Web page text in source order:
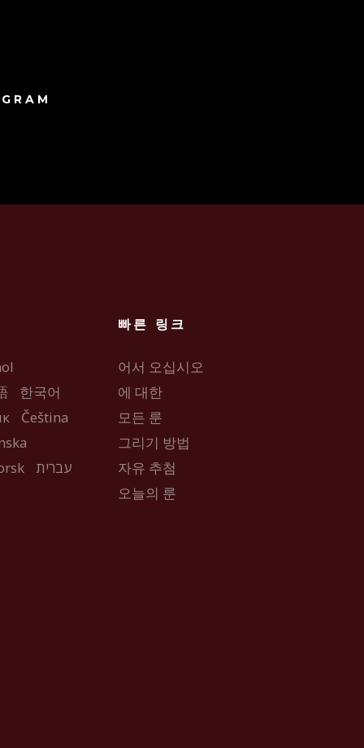
한국어
Čeština
עברית
빠른 링크
어서 오십시오
에 대한
모든 룬
그리기 방법
자유 추첨
오늘의 룬